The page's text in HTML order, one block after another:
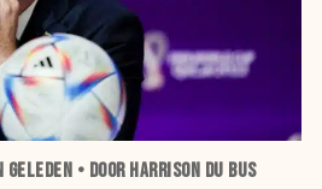
GELEDEN • DOOR HARRISON DU BUS